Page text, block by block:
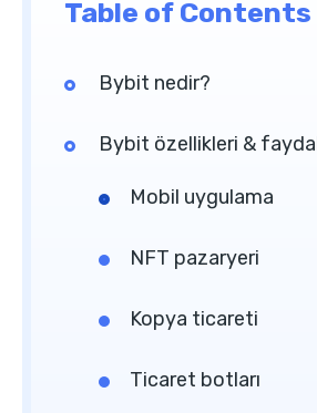
Table of Contents
Bybit nedir?
Bybit özellikleri &
Mobil uygulama
NFT pazaryeri
Kopya ticareti
Ticaret botları